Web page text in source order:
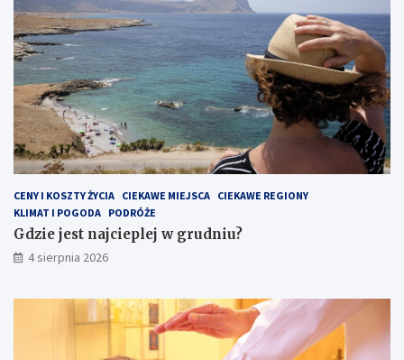
CENY I KOSZTY ŻYCIA CIEKAWE MIEJSCA CIEKAWE REGIONY
KLIMAT I POGODA PODRÓŻE
Gdzie jest najcieplej w grudniu?
4 sierpnia 2026